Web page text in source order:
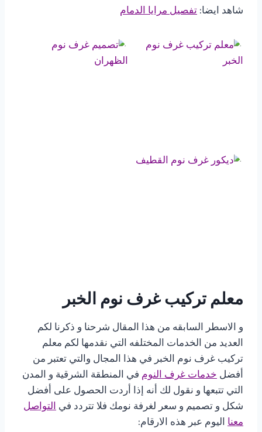
شاهد ايضا:تفصيل مرايا الدمام
معلم تركيب غرف نوم الخبر
و الاسطر السابقه من هذا المقال شرحنا و ذكرنا لكم
العديد من الخدمات المختلفه التي نقدمها لكم معلم
تركيب غرف نوم الخبر في هذا المجال والتي تعتبر من
أفضلخدمات غرف النومفي المنطقة الشرقية و المدن
التي تتبعها و نقول لك أنه إذا أردت الحصول على أفضل
شكل و تصميم و سعر لغرفة نومك فلا تتردد فيالتواصل
معنااليوم عبر هذه الارقام: